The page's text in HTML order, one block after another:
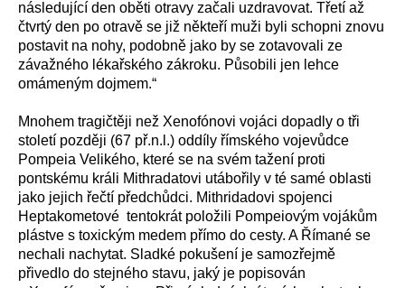
následující den oběti otravy začali uzdravovat. Třetí až
čtvrtý den po otravě se již někteří muži byli schopni znovu
postavit na nohy, podobně jako by se zotavovali ze
závažného lékařského zákroku. Působili jen lehce
omámeným dojmem.“
Mnohem tragičtěji než Xenofónovi vojáci dopadly o tři
století později (67 př.n.l.) oddíly římského vojevůdce
Pompeia Velikého, které se na svém tažení proti
pontskému králi Mithradatovi utábořily v té samé oblasti
jako jejich řečtí předchůdci. Mithridadovi spojenci
Heptakometové tentokrát položili Pompeiovým vojákům
plástve s toxickým medem přímo do cesty. A Římané se
nechali nachytat. Sladké pokušení je samozřejmě
přivedlo do stejného stavu, jaký je popisován